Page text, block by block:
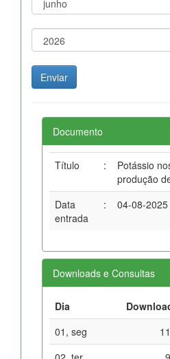
Documento
Título :
Potássio
produção
Data
entrada
: 04-08-2025
Downloads e Consultas
Dia
01, seg